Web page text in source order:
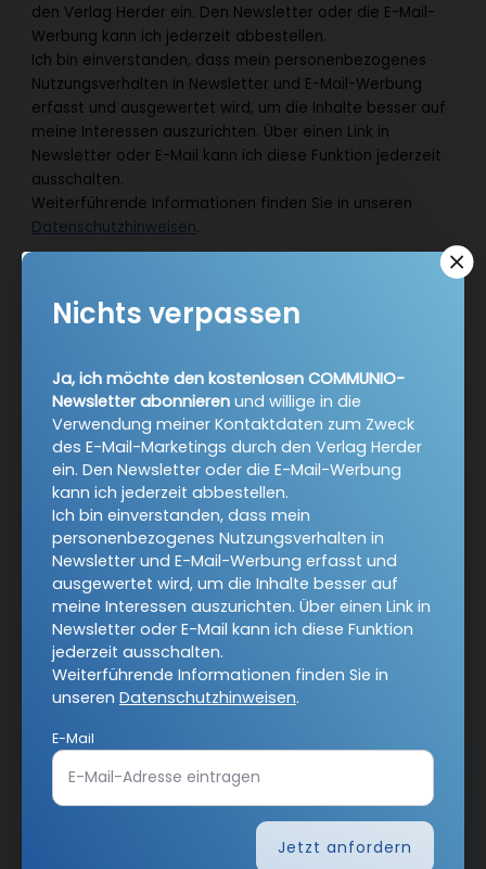
den Verlag Herder ein. Den Newsletter oder die E-Mail-
Werbung kann ich jederzeit abbestellen.
Ich bin einverstanden, dass mein personenbezogenes
Nutzungsverhalten in Newsletter und E-Mail-Werbung
erfasst und ausgewertet wird, um die Inhalte besser auf
meine Interessen auszurichten. Über einen Link in
Newsletter oder E-Mail kann ich diese Funktion jederzeit
ausschalten.
Weiterführende Informationen finden Sie in unseren
Datenschutzhinweisen.
Jetzt anmelden
AGB und Widerrufsbelehrung
Datenschutz
Barrierefreiheit
Impressum
Vertrag widerrufen
Nichts verpassen
Ja, ich möchte den kostenlosen COMMUNIO-
Newsletter abonnieren und willige in die
Verwendung meiner Kontaktdaten zum Zweck
des E-Mail-Marketings durch den Verlag Herder
ein. Den Newsletter oder die E-Mail-Werbung
kann ich jederzeit abbestellen.
Ich bin einverstanden, dass mein
personenbezogenes Nutzungsverhalten in
Newsletter und E-Mail-Werbung erfasst und
ausgewertet wird, um die Inhalte besser auf
meine Interessen auszurichten. Über einen Link in
Newsletter oder E-Mail kann ich diese Funktion
jederzeit ausschalten.
Weiterführende Informationen finden Sie in
unseren Datenschutzhinweisen.
E-Mail
Jetzt anfordern